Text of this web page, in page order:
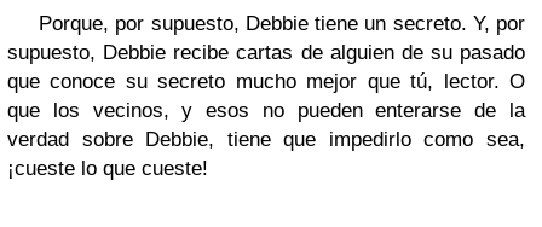
Porque, por supuesto, Debbie tiene un secreto. Y, por
supuesto, Debbie recibe cartas de alguien de su pasado
que conoce su secreto mucho mejor que tú, lector. O
que los vecinos, y esos no pueden enterarse de la
verdad sobre Debbie, tiene que impedirlo como sea,
¡cueste lo que cueste!